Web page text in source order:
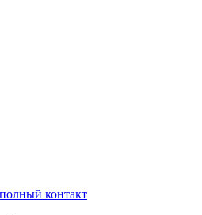
полный контакт